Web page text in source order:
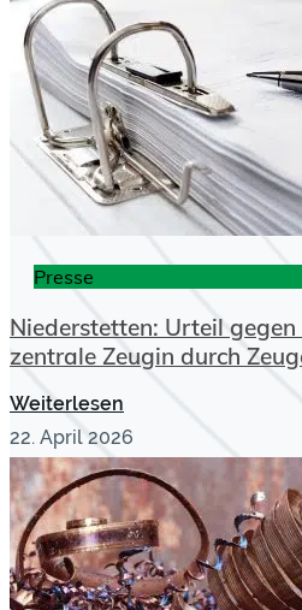
Presse
Niederstetten: Urteil
zentrale Zeugin durch
Weiterlesen
22. April 2026